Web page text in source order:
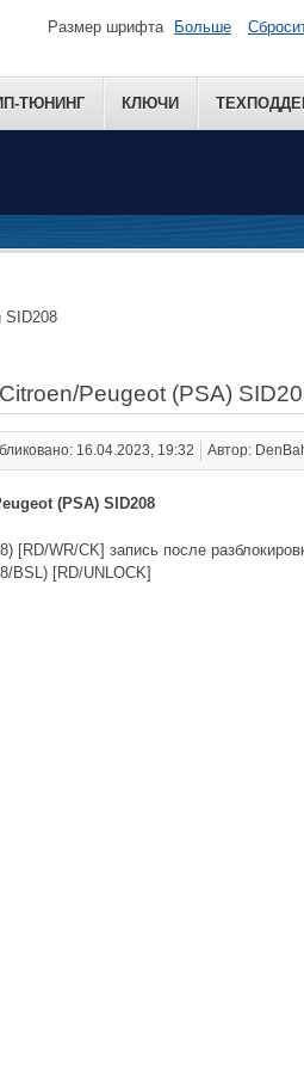
ТЮНИНГ КЛЮЧИ
Размер шрифта Больше
SID208
Peugeot (PSA)
16.04.2023, 19:32 Автор:
(PSA) SID208
[RD/WR/CK] запись после
BSL) [RD/UNLOCK]